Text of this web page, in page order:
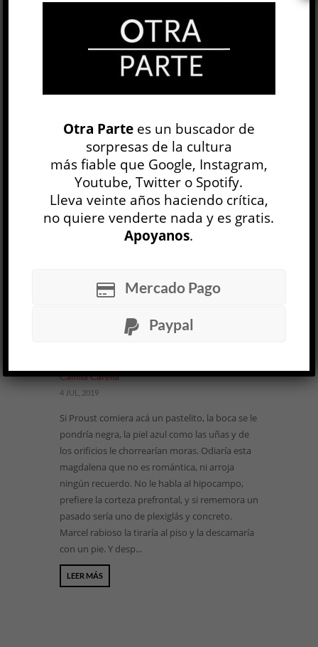
verdes que irrumpen desde la mitad de la sala
marcando el ritmo. La oscuridad, los flashes y el
crescendo musical recrean la atmósfera de una
fiesta. De pronto, al encenderse la luz de tubo
se rompe el hechizo y todo se detiene como en
las esculturas de Magdalena Petroni que
permanecen de pie en el cen...
LEER MÁS
de ascenso »
Camila Carella
4 JUL, 2019
Si Proust comiera acá un pastelito, la boca se le
pondría negra, la piel azul como las uñas y de
los orificios le chorrearían moras. Odiaría esta
magdalena que no es romántica, ni arroja
ningún recuerdo. No le habla al hipocampo,
prefiere la corteza prefrontal, y si rememora un
pasado sería uno de plexiglás y concreto.
Marcel rabioso la tiraría al piso y la descamaría
con un pie. Y desp...
LEER MÁS
Otra Partees un buscador de
sorpresas de la cultura
más fiable que Google, Instagram,
Youtube, Twitter o Spotify.
Lleva veinte años haciendo crítica,
no quiere venderte nada y es gratis.
Apoyanos.
Mercado Pago
Paypal